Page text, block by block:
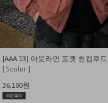
[ 5color ]
36,100원